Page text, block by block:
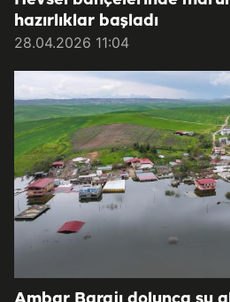
hazırlıklar başladı
28.04.2026 11:04